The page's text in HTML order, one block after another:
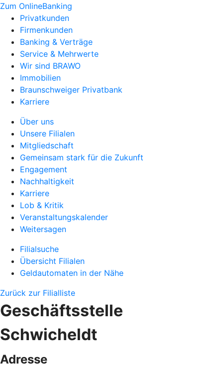
Zum OnlineBanking
Privatkunden
Firmenkunden
Banking & Verträge
Service & Mehrwerte
Wir sind BRAWO
Immobilien
Braunschweiger Privatbank
Karriere
Über uns
Unsere Filialen
Mitgliedschaft
Gemeinsam stark für die Zukunft
Engagement
Nachhaltigkeit
Karriere
Lob & Kritik
Veranstaltungskalender
Weitersagen
Filialsuche
Übersicht Filialen
Geldautomaten in der Nähe
Zurück zur Filialliste
Geschäftsstelle
Schwicheldt
Adresse